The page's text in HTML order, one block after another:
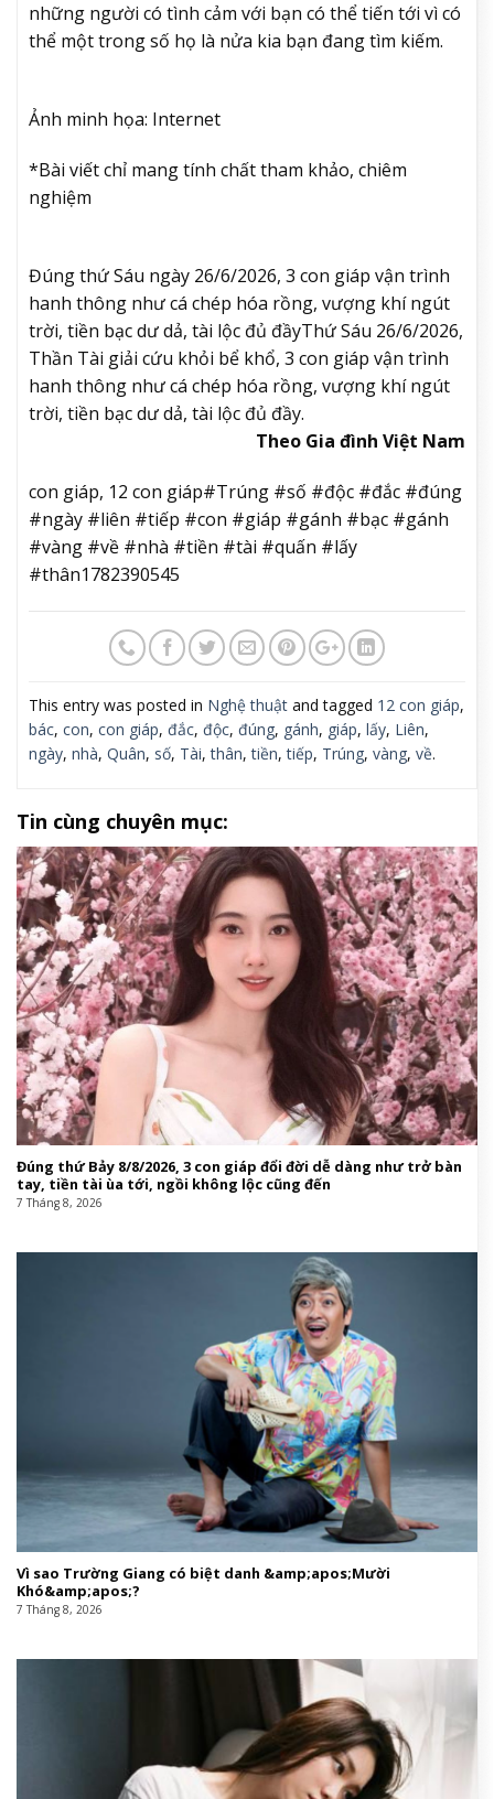
những người có tình cảm với bạn có thể tiến tới vì có
thể một trong số họ là nửa kia bạn đang tìm kiếm.
Ảnh minh họa: Internet
*Bài viết chỉ mang tính chất tham khảo, chiêm
nghiệm
Đúng thứ Sáu ngày 26/6/2026, 3 con giáp vận trình
hanh thông như cá chép hóa rồng, vượng khí ngút
trời, tiền bạc dư dả, tài lộc đủ đầyThứ Sáu 26/6/2026,
Thần Tài giải cứu khỏi bể khổ, 3 con giáp vận trình
hanh thông như cá chép hóa rồng, vượng khí ngút
trời, tiền bạc dư dả, tài lộc đủ đầy.
Theo Gia đình Việt Nam
con giáp, 12 con giáp#Trúng #số #độc #đắc #đúng
#ngày #liên #tiếp #con #giáp #gánh #bạc #gánh
#vàng #về #nhà #tiền #tài #quấn #lấy
#thân1782390545
This entry was posted in Nghệ thuật and tagged 12 con giáp,
bác, con, con giáp, đắc, độc, đúng, gánh, giáp, lấy, Liên,
ngày, nhà, Quân, số, Tài,thân,tiền,tiếp, Trúng, vàng, về.
Tin cùng chuyên mục:
Đúng thứ Bảy 8/8/2026, 3 con giáp đổi đời dễ dàng như trở bàn
tay, tiền tài ùa tới, ngồi không lộc cũng đến
7 Tháng 8, 2026
Vì sao Trường Giang có biệt danh &amp;apos;Mười
Khó&amp;apos;?
7 Tháng 8, 2026